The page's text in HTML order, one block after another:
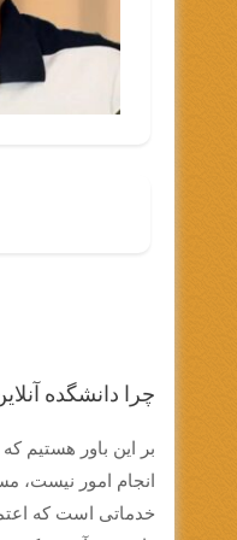
چرا دانشگده
بر این باور هستیم
انجام امور نیست،
خدماتی است که